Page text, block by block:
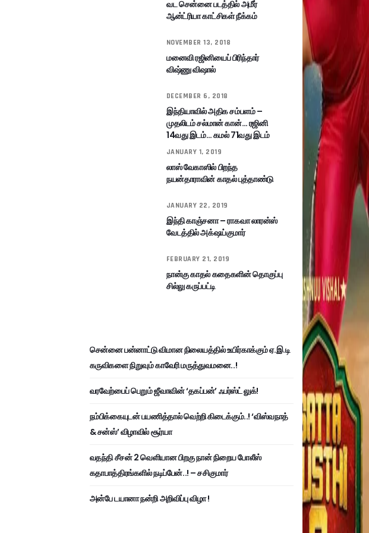
வட சென்னை படத்தில் அமீர்
ஆன்ட்ரியா காட்சிகள் நீக்கம்
NOVEMBER 13, 2018
மனைவி ரஜினியைப் பிரிந்தார்
விஷ்ணு விஷால்
DECEMBER 6, 2018
இந்தியாவில் அதிக சம்பளம் –
முதலிடம் சல்மான் கான்… ரஜினி
14வது இடம்… கமல் 71வது இடம்
JANUARY 1, 2019
லாஸ் வேகாஸில் பிறந்த
நயன்தாராவின் காதல் புத்தாண்டு
JANUARY 22, 2019
இந்தி காஞ்சனா – ராகவா லாரன்ஸ்
வேடத்தில் அக்‌ஷய்குமார்
FEBRUARY 21, 2019
நான்கு காதல் கதைகளின் தொகுப்பு
சில்லு கருப்பட்டி
சென்னை பன்னாட்டு விமான நிலையத்தில் உயிர்காக்கும் ஏ.இ.டி
கருவிகளை நிறுவும் காவேரி மருத்துவமனை..!
வரவேற்பைப் பெறும் ஜீவாவின் ‘தகப்பன்’ ஃபர்ஸ்ட் லுக்!
நம்பிக்கையுடன் பயணித்தால் வெற்றி கிடைக்கும்..! ‘விஸ்வநாத்
& சன்ஸ்’ விழாவில் சூர்யா
வதந்தி சீசன் 2 வெளியான பிறகு நான் நிறைய போலீஸ்
கதாபாத்திரங்களில் நடிப்பேன்..! – சசிகுமார்
அன்பே டயானா நன்றி அறிவிப்பு விழா !